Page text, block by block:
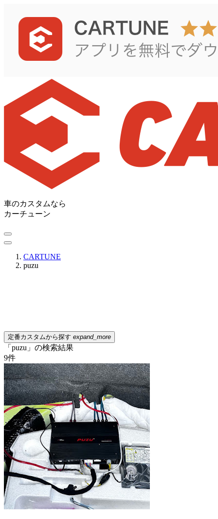
車のカスタムなら
カーチューン
CARTUNE
puzu
定番カスタムから探す expand_more
「puzu」の検索結果
9件